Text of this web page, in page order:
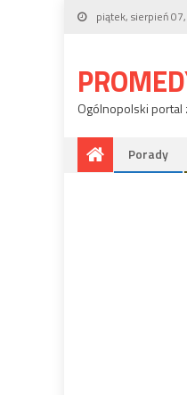
piątek, sierpień
Ogólnopolski portal
Porady